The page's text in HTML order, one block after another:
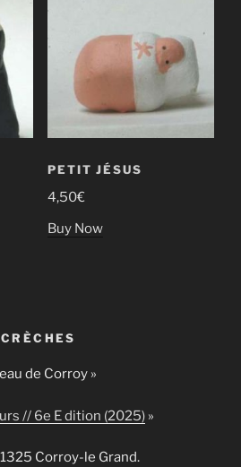
PETIT JÉSUS
4,50€
Buy Now
de Corroy »
// 6e E dition (2025) »
Corroy-le Grand.